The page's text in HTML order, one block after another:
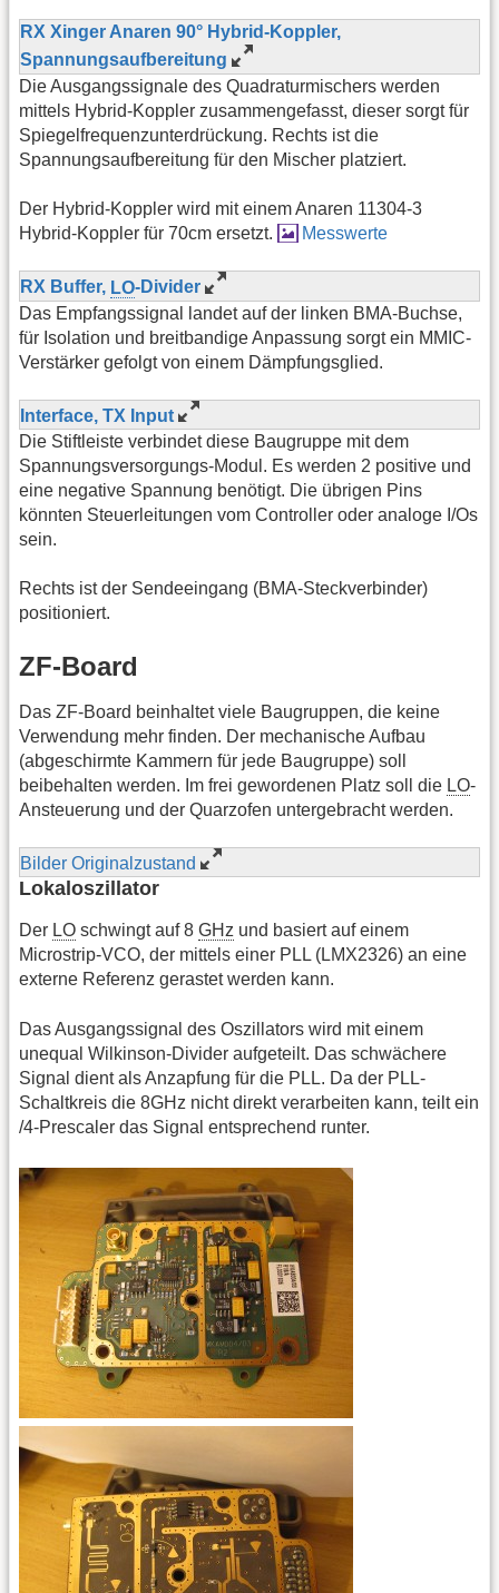
RX Xinger Anaren 90° Hybrid-Koppler,
Spannungsaufbereitung
Die Ausgangssignale des Quadraturmischers werden
mittels Hybrid-Koppler zusammengefasst, dieser sorgt für
Spiegelfrequenzunterdrückung. Rechts ist die
Spannungsaufbereitung für den Mischer platziert.
Der Hybrid-Koppler wird mit einem Anaren 11304-3
Hybrid-Koppler für 70cm ersetzt.
Messwerte
RX Buffer, LO-Divider
Das Empfangssignal landet auf der linken BMA-Buchse,
für Isolation und breitbandige Anpassung sorgt ein MMIC-
Verstärker gefolgt von einem Dämpfungsglied.
Interface, TX Input
Die Stiftleiste verbindet diese Baugruppe mit dem
Spannungsversorgungs-Modul. Es werden 2 positive und
eine negative Spannung benötigt. Die übrigen Pins
könnten Steuerleitungen vom Controller oder analoge I/Os
sein.
Rechts ist der Sendeeingang (BMA-Steckverbinder)
positioniert.
ZF-Board
Das ZF-Board beinhaltet viele Baugruppen, die keine
Verwendung mehr finden. Der mechanische Aufbau
(abgeschirmte Kammern für jede Baugruppe) soll
beibehalten werden. Im frei gewordenen Platz soll die LO-
Ansteuerung und der Quarzofen untergebracht werden.
Bilder Originalzustand
Lokaloszillator
Der LO schwingt auf 8 GHz und basiert auf einem
Microstrip-VCO, der mittels einer PLL (LMX2326) an eine
externe Referenz gerastet werden kann.
Das Ausgangssignal des Oszillators wird mit einem
unequal Wilkinson-Divider aufgeteilt. Das schwächere
Signal dient als Anzapfung für die PLL. Da der PLL-
Schaltkreis die 8GHz nicht direkt verarbeiten kann, teilt ein
/4-Prescaler das Signal entsprechend runter.